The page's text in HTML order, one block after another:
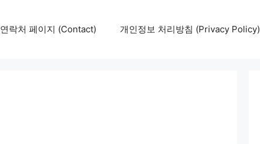
연락처 페이지 (Contact) 개인정보 처리방침 (Privacy Policy)